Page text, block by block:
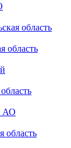
область
область
АО
область